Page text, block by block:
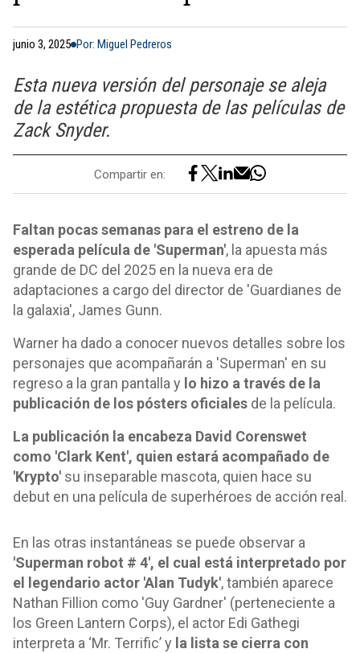
junio 3, 2025 Por: Miguel Pedreros
Esta nueva versión del personaje se aleja
de la estética propuesta de las películas de
Zack Snyder.
Compartir en:
Faltan pocas semanas para el estreno de la
esperada película de 'Superman', la apuesta más
grande de DC del 2025 en la nueva era de
adaptaciones a cargo del director de 'Guardianes de
la galaxia', James Gunn.
Warner ha dado a conocer nuevos detalles sobre los
personajes que acompañarán a 'Superman' en su
regreso a la gran pantalla y lo hizo a través de la
publicación de los pósters oficiales de la película.
La publicación la encabeza David Corenswet
como 'Clark Kent', quien estará acompañado de
'Krypto' su inseparable mascota, quien hace su
debut en una película de superhéroes de acción real.
En las otras instantáneas se puede observar a
'Superman robot # 4', el cual está interpretado por
el legendario actor 'Alan Tudyk', también aparece
Nathan Fillion como 'Guy Gardner' (perteneciente a
los Green Lantern Corps), el actor Edi Gathegi
interpreta a ‘Mr. Terrific’ y la lista se cierra con